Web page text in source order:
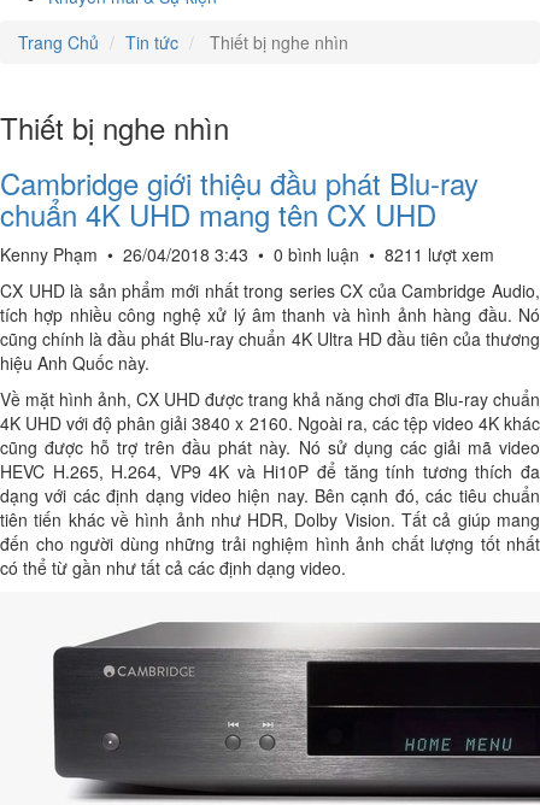
Trang Chủ
Tin tức Thiết bị nghe nhìn
Thiết bị nghe nhìn
Cambridge giới thiệu đầu phát Blu-ray
chuẩn 4K UHD mang tên CX UHD
Kenny Phạm • 26/04/2018 3:43 • 0 bình luận • 8211 lượt xem
CX UHD là sản phẩm mới nhất trong series CX của Cambridge Audio,
tích hợp nhiều công nghệ xử lý âm thanh và hình ảnh hàng đầu. Nó
cũng chính là đầu phát Blu-ray chuẩn 4K Ultra HD đầu tiên của thương
hiệu Anh Quốc này.
Về mặt hình ảnh, CX UHD được trang khả năng chơi đĩa Blu-ray chuẩn
4K UHD với độ phân giải 3840 x 2160. Ngoài ra, các tệp video 4K khác
cũng được hỗ trợ trên đầu phát này. Nó sử dụng các giải mã video
HEVC H.265, H.264, VP9 4K và Hi10P để tăng tính tương thích đa
dạng với các định dạng video hiện nay. Bên cạnh đó, các tiêu chuẩn
tiên tiến khác về hình ảnh như HDR, Dolby Vision. Tất cả giúp mang
đến cho người dùng những trải nghiệm hình ảnh chất lượng tốt nhất
có thể từ gần như tất cả các định dạng video.